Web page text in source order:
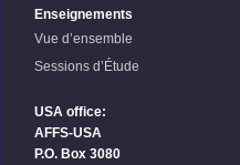
Enseignements
Vue d’ensemble
Sessions d’Étude
USA office:
AFFS-USA
P.O. Box 3080